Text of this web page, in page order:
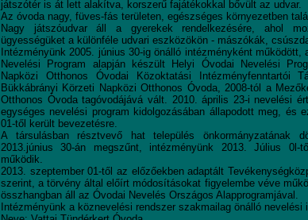
játszótér is át lett alakítva, korszerű fajátékokkal bővült az udvar.
Az óvoda nagy, füves-fás területen, egészséges környezetben
Nagy játszóudvar áll a gyerekek rendelkezésére, ahol
ügyességüket a különféle udvari eszközökön - mászókák,
Intézményünk 2005. június 30-ig önálló intézményként működött,
Nevelési Program alapján készült Helyi Óvodai Nevelési
Napközi Otthonos Óvodai Közoktatási Intézményfenntartói
Bükkábrányi Körzeti Napközi Otthonos Óvoda, 2008-tól a
Otthonos Óvoda tagóvodájává vált. 2010. április 23-i nevelési
egységes nevelési program kidolgozásában állapodott meg, és
01-től került bevezetésre.
A társulásban résztvevő hat település önkormányzatának
2013.június 30-án megszűnt, intézményünk 2013. Július 0l-
működik.
2013. szeptember 01-től az előzőekben adaptált
szerint, a törvény által előírt módosításokat figyelembe véve
összhangban áll az Óvodai Nevelés Országos Alapprogramjával.
Intézményünk a köznevelési rendszer szakmailag önálló nevelési